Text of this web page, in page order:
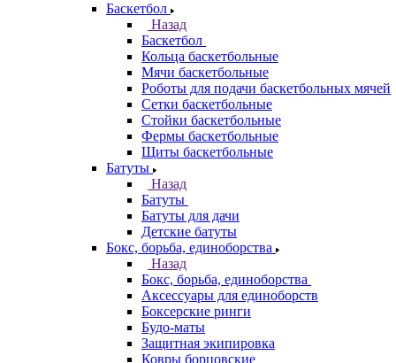
Баскетбол
Назад
Баскетбол
Кольца баскетбольные
Мячи баскетбольные
Роботы для подачи баскетбольных мячей
Сетки баскетбольные
Стойки баскетбольные
Фермы баскетбольные
Щиты баскетбольные
Батуты
Назад
Батуты
Батуты для дачи
Детские батуты
Бокс, борьба, единоборства
Назад
Бокс, борьба, единоборства
Аксессуары для единоборств
Боксерские ринги
Будо-маты
Защитная экипировка
Ковры борцовские